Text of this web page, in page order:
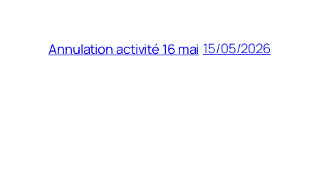
Annulation activité 16 mai 15/05/2026